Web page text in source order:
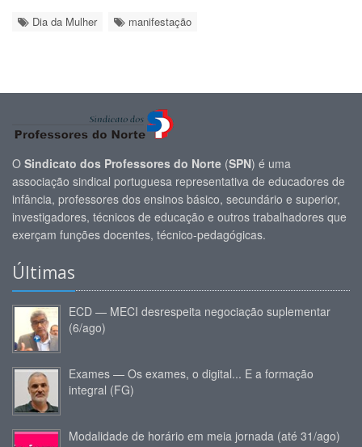
Dia da Mulher manifestação
O Sindicato dos Professores do Norte (SPN) é uma
associação sindical portuguesa representativa de educadores de
infância, professores dos ensinos básico, secundário e superior,
investigadores, técnicos de educação e outros trabalhadores que
exerçam funções docentes, técnico-pedagógicas.
Últimas
ECD — MECI desrespeita negociação suplementar
(6/ago)
Exames — Os exames, o digital... E a formação
integral (FG)
Modalidade de horário em meia jornada (até 31/ago)